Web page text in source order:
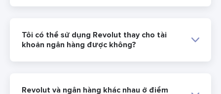
Tôi có thể sử dụng Revolut thay cho tài
khoản ngân hàng được không?
Revolut và ngân hàng khác nhau ở điểm